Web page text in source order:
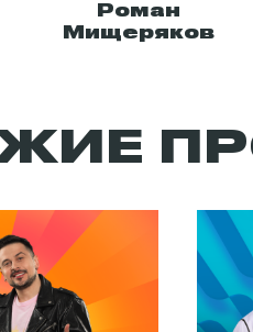
Роман
Мищеряков